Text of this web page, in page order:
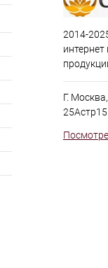
2014-
Г.
25Астр15